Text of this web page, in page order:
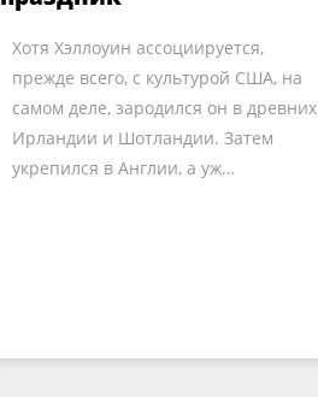
Хотя Хэллоуин ассоциируется,
прежде всего, с культурой США, на
самом деле, зародился он в древних
Ирландии и Шотландии. Затем
укрепился в Англии, а уж…